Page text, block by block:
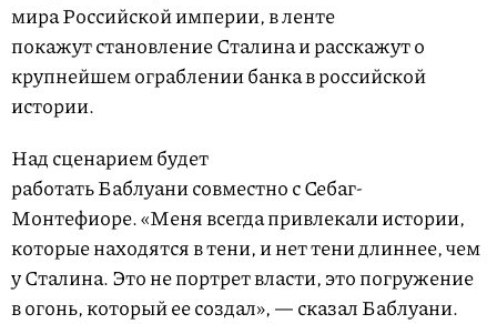
мира Российской империи, в ленте
покажут становление Сталина и расскажут о
крупнейшем ограблении банка в российской
истории.
Над сценарием будет
работать Баблуани совместно с Себаг-
Монтефиоре. «Меня всегда привлекали истории,
которые находятся в тени, и нет тени длиннее, чем
у Сталина. Это не портрет власти, это погружение
в огонь, который ее создал», — сказал Баблуани.